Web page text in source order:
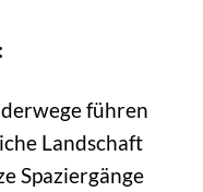
führen
Landschaft
Spaziergänge